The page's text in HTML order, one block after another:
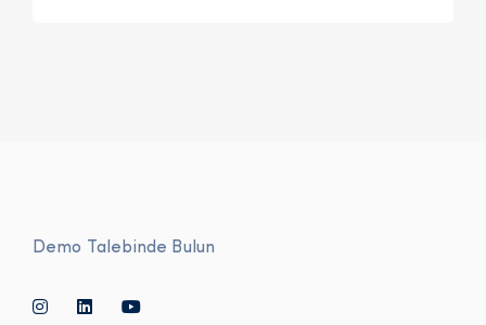
Demo Talebinde Bulun